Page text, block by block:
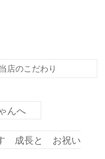
当店のこだわり
んへ
成長と お祝い